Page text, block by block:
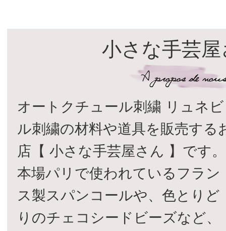
小さな手芸
オートクチュール刺繍 リュネビ
ル刺繍の材料や道具を販売する
店【 小さな手芸屋さん 】です。
本場パリで使われているフラン
ス製スパンコールや、色とりど
りのチェコシードビーズなど、